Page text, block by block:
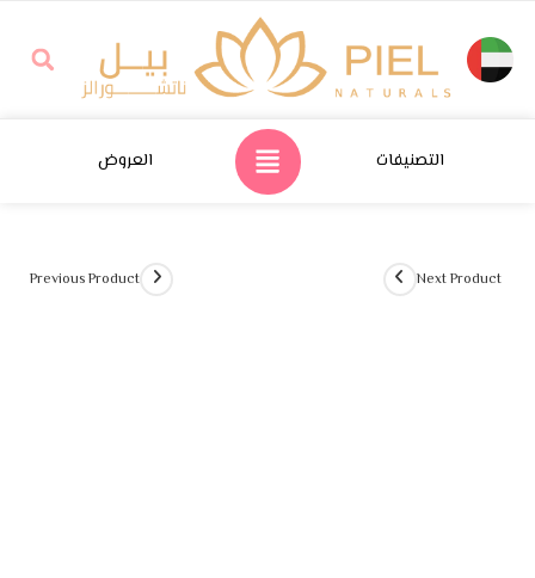
التصنيفات العروض
Previous Product Next Product